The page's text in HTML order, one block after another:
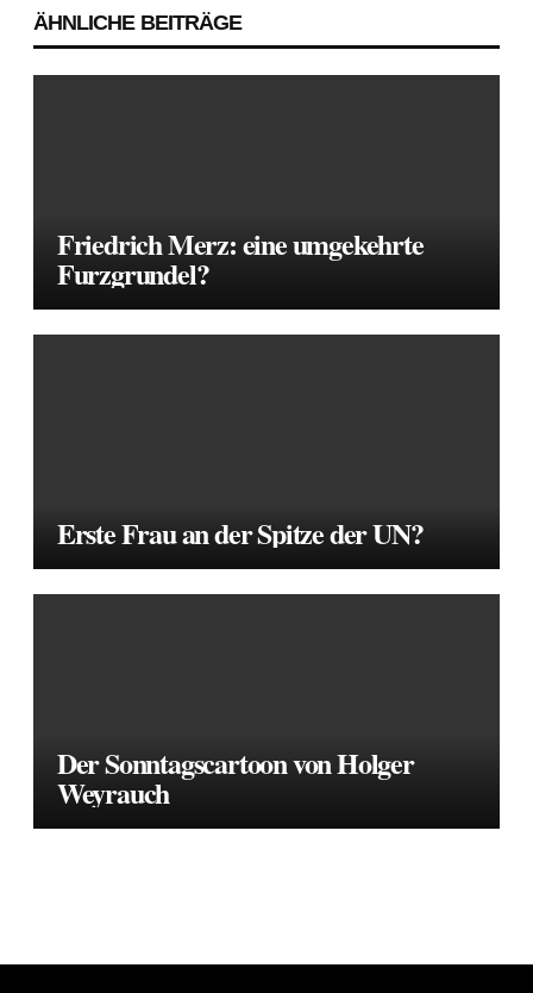
ÄHNLICHE BEITRÄGE
Friedrich Merz: eine umgekehrte
Furzgrundel?
Erste Frau an der Spitze der UN?
Der Sonntagscartoon von Holger
Weyrauch